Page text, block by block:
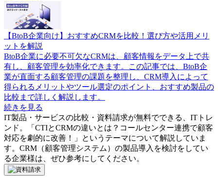
【BtoB企業向け】おすすめCRMを比較！選び方や活用メリ
ットを解説
BtoB企業に必要不可欠なCRMは、顧客情報をデータ上で共
有し、顧客管理を効率化できます。この記事では、BtoB企
業が直面する顧客管理の課題を整理し、CRM導入によって
得られるメリットやツール選定のポイント、おすすめ製品の
比較まで詳しく解説します。
続きを見る
IT製品・サービスの比較・資料請求が無料でできる、ITトレ
ンド。「 CTIとCRMの違いとは？コールセンター連携で顧客
対応を劇的に改善！
」というテーマについて解説していま
す。 CRM（顧客管理システム） の製品導入を検討をしてい
る企業様は、ぜひ参考にしてください。